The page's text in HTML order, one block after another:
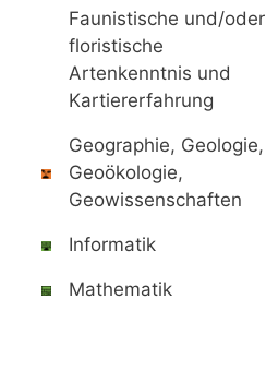
Faunistische und/oder
floristische
Artenkenntnis und
Kartiererfahrung
Geographie, Geologie,
Geoökologie,
Geowissenschaften
Informatik
Mathematik